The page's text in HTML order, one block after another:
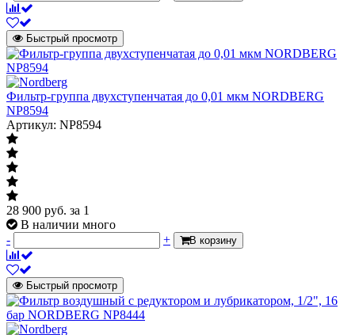
Быстрый просмотр
Фильтр-группа двухступенчатая до 0,01 мкм NORDBERG
NP8594
Артикул: NP8594
28 900 руб. за 1
В наличии много
-
+ В корзину
Быстрый просмотр